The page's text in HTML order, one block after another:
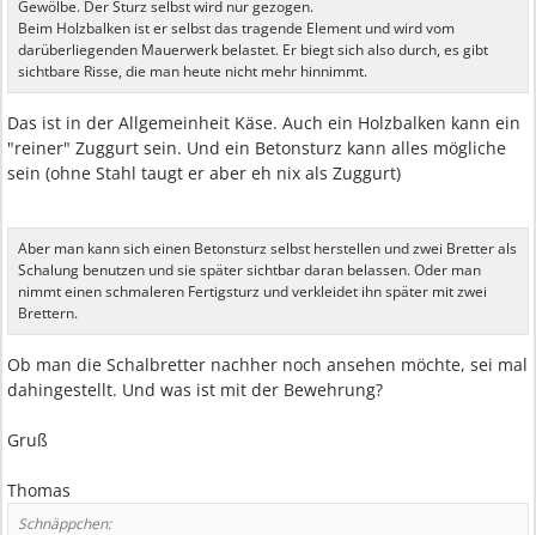
Gewölbe. Der Sturz selbst wird nur gezogen.
Beim Holzbalken ist er selbst das tragende Element und wird vom
darüberliegenden Mauerwerk belastet. Er biegt sich also durch, es gibt
sichtbare Risse, die man heute nicht mehr hinnimmt.
Das ist in der Allgemeinheit Käse. Auch ein Holzbalken kann ein
"reiner" Zuggurt sein. Und ein Betonsturz kann alles mögliche
sein (ohne Stahl taugt er aber eh nix als Zuggurt)
Aber man kann sich einen Betonsturz selbst herstellen und zwei Bretter als
Schalung benutzen und sie später sichtbar daran belassen. Oder man
nimmt einen schmaleren Fertigsturz und verkleidet ihn später mit zwei
Brettern.
Ob man die Schalbretter nachher noch ansehen möchte, sei mal
dahingestellt. Und was ist mit der Bewehrung?
Gruß
Thomas
Schnäppchen: